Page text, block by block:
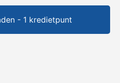
- 1 kredietpunt